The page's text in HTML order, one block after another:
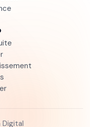
Digital